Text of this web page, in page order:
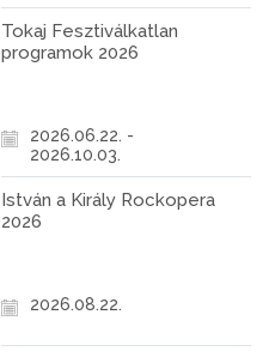
Tokaj Fesztiválkatlan
programok 2026
2026.06.22. -
2026.10.03.
István a Király Rockopera
2026
2026.08.22.